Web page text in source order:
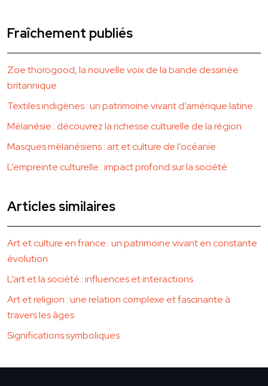
Fraîchement publiés
Zoe thorogood, la nouvelle voix de la bande dessinée
britannique
Textiles indigènes : un patrimoine vivant d’amérique latine
Mélanésie : découvrez la richesse culturelle de la région
Masques mélanésiens : art et culture de l’océanie
L’empreinte culturelle : impact profond sur la société
Articles similaires
Art et culture en france : un patrimoine vivant en constante
évolution
L’art et la société : influences et interactions
Art et religion : une relation complexe et fascinante à
travers les âges
Significations symboliques